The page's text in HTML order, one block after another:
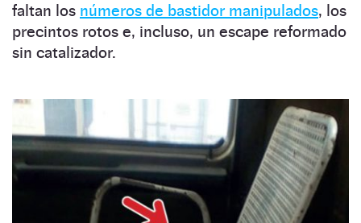
faltan los números de bastidor manipulados, los
precintos rotos e, incluso, un escape reformado
sin catalizador.